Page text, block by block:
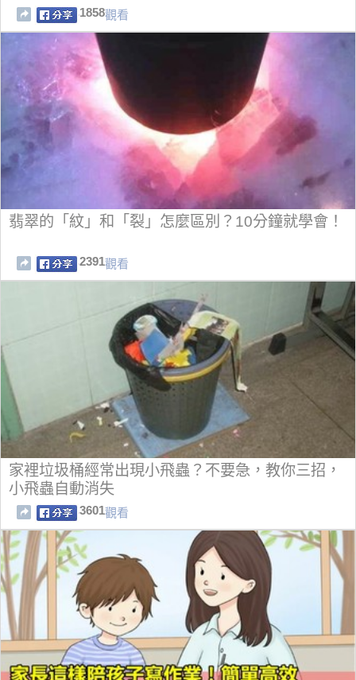
1858觀看
翡翠的「紋」和「裂」怎麼區別？10分鐘就學會！
2391觀看
家裡垃圾桶經常出現小飛蟲？不要急，教你三招，
小飛蟲自動消失
3601觀看